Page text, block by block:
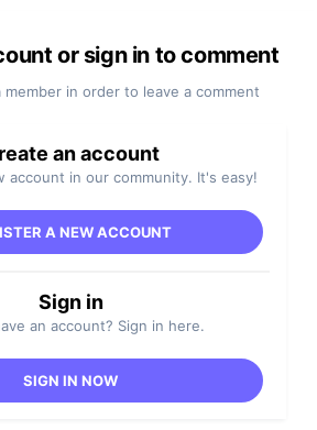
or sign in to comment
in order to leave a comment
an account
account in our community. It's easy!
A NEW ACCOUNT
Sign in
an account? Sign in here.
SIGN IN NOW